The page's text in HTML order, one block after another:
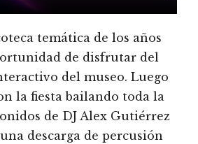
temática de los años
de disfrutar del
del museo. Luego
la fiesta bailando toda la
de DJ Alex Gutiérrez
descarga de percusión